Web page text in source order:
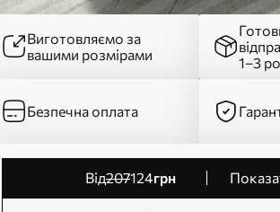
Виготовляємо за
вашими розмірами
1–3
Безпечна оплата
від207124грн